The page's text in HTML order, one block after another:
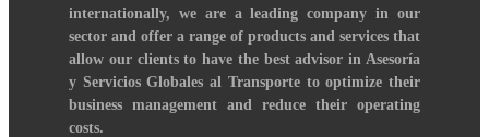
internationally, we are a leading company in our
sector and offer a range of products and services that
allow our clients to have the best advisor in Asesoría
y Servicios Globales al Transporte to optimize their
business management and reduce their operating
costs.